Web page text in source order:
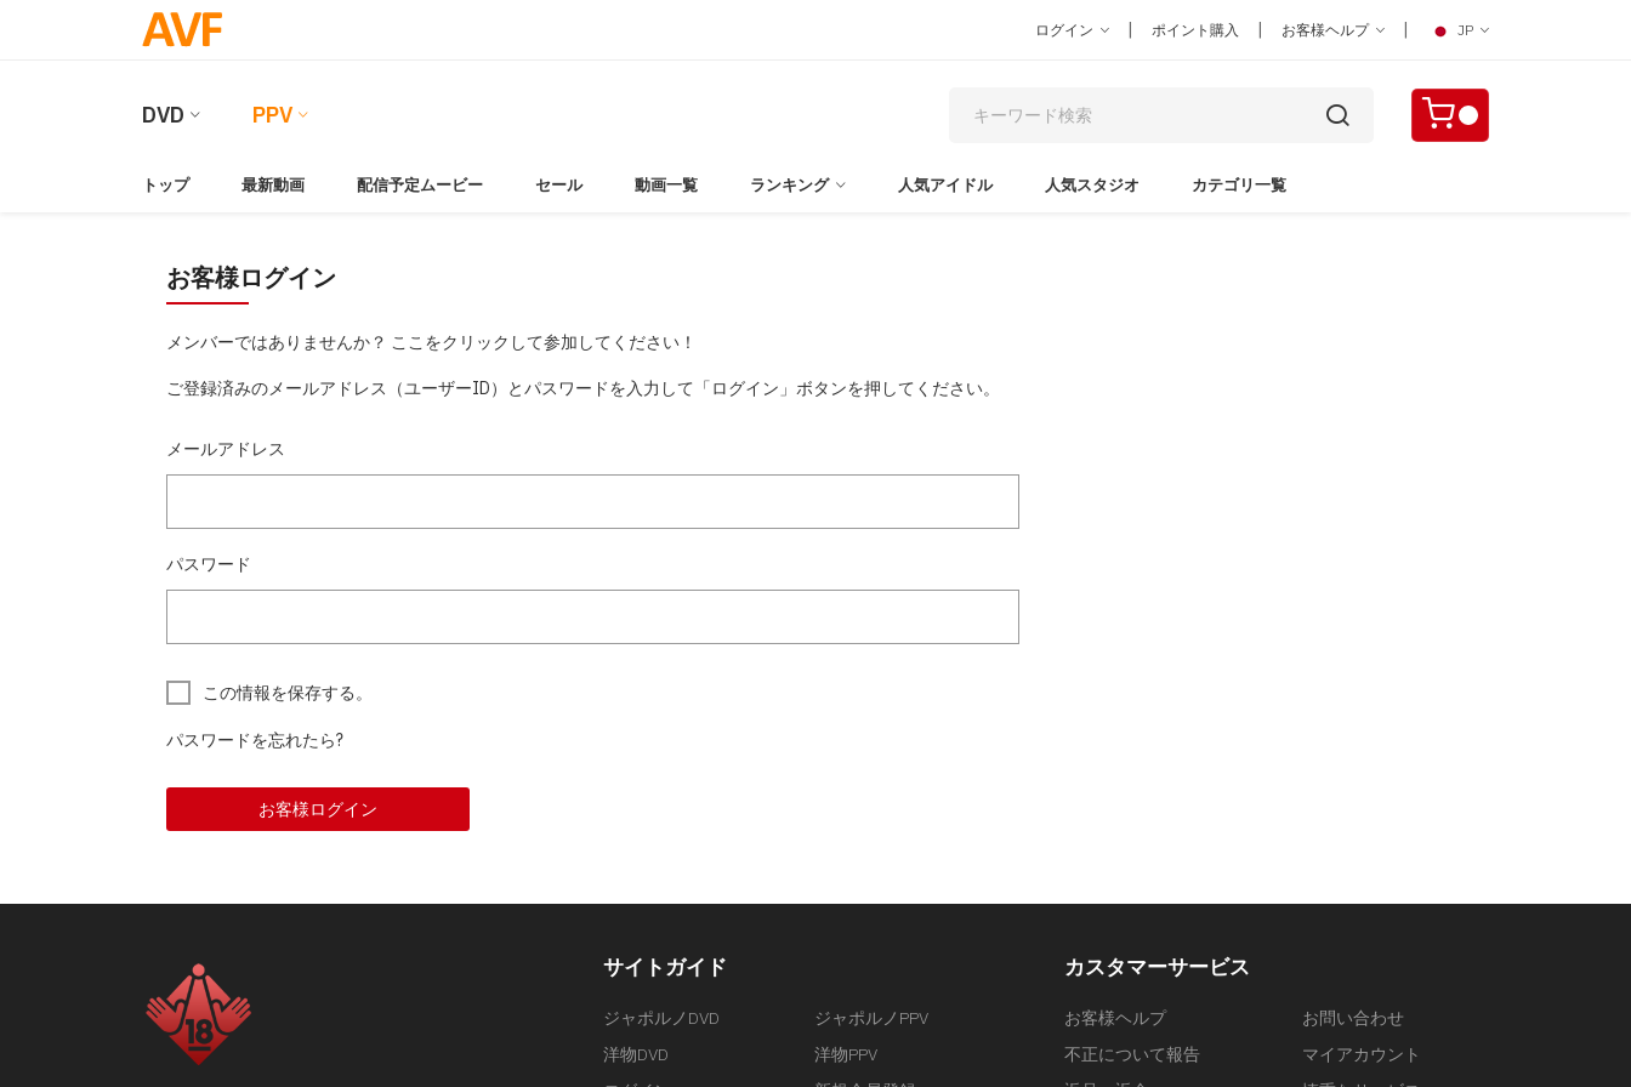
ログイン | ポイント購入 | お客様ヘルプ | JP
DVD PPV
トップ 最新動画 配信予定ムービー セール 動画一覧 ランキング 人気アイドル 人気スタジオ カテゴリ一覧
お客様ログイン
メンバーではありませんか？ ここをクリックして参加してください！
ご登録済みのメールアドレス（ユーザーID）とパスワードを入力して「ログイン」ボタンを押してください。
メールアドレス
パスワード
この情報を保存する。
パスワードを忘れたら?
お客様ログイン
サイトガイド
ジャポルノDVD
ジャポルノPPV
洋物DVD
洋物PPV
カスタマーサービス
お客様ヘルプ
お問い合わせ
不正について報告
マイアカウント